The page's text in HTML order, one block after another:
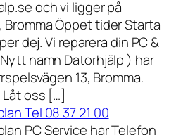
och vi ligger på
Bromma Öppet tider Starta
dej. Vi reparera din PC &
namn Datorhjälp ) har
13, Bromma.
Låt oss […]
Tel 08 37 21 00
PC Service har Telefon